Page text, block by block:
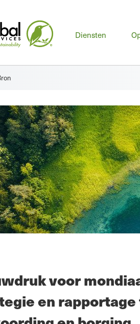
Diensten
voor
en